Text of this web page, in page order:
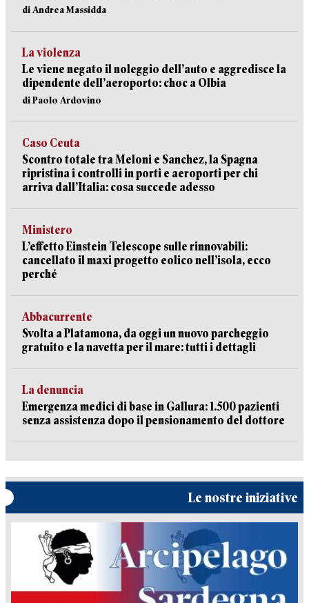
di Andrea Massidda
La violenza
Le viene negato il noleggio dell’auto e aggredisce la
dipendente dell’aeroporto: choc a Olbia
di Paolo Ardovino
Caso Ceuta
Scontro totale tra Meloni e Sanchez, la Spagna
ripristina i controlli in porti e aeroporti per chi
arriva dall’Italia: cosa succede adesso
Ministero
L’effetto Einstein Telescope sulle rinnovabili:
cancellato il maxi progetto eolico nell’isola, ecco
perché
Abbacurrente
Svolta a Platamona, da oggi un nuovo parcheggio
gratuito e la navetta per il mare: tutti i dettagli
La denuncia
Emergenza medici di base in Gallura: 1.500 pazienti
senza assistenza dopo il pensionamento del dottore
Le nostre iniziative